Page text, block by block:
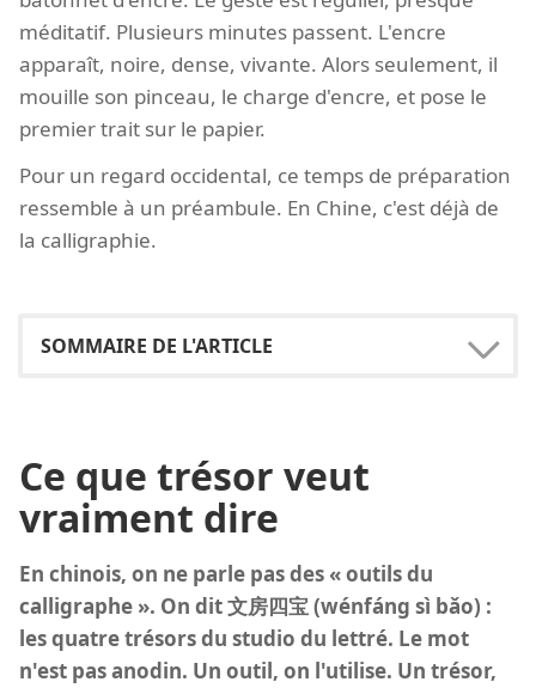
méditatif. Plusieurs minutes passent. L'encre
apparaît, noire, dense, vivante. Alors seulement, il
mouille son pinceau, le charge d'encre, et pose le
premier trait sur le papier.
Pour un regard occidental, ce temps de préparation
ressemble à un préambule. En Chine, c'est déjà de
la calligraphie.
Ce que trésor veut
vraiment dire
En chinois, on ne parle pas des « outils du
calligraphe ». On dit 文房四宝 (wénfáng sì bǎo) :
les quatre trésors du studio du lettré. Le mot
n'est pas anodin. Un outil, on l'utilise. Un trésor,